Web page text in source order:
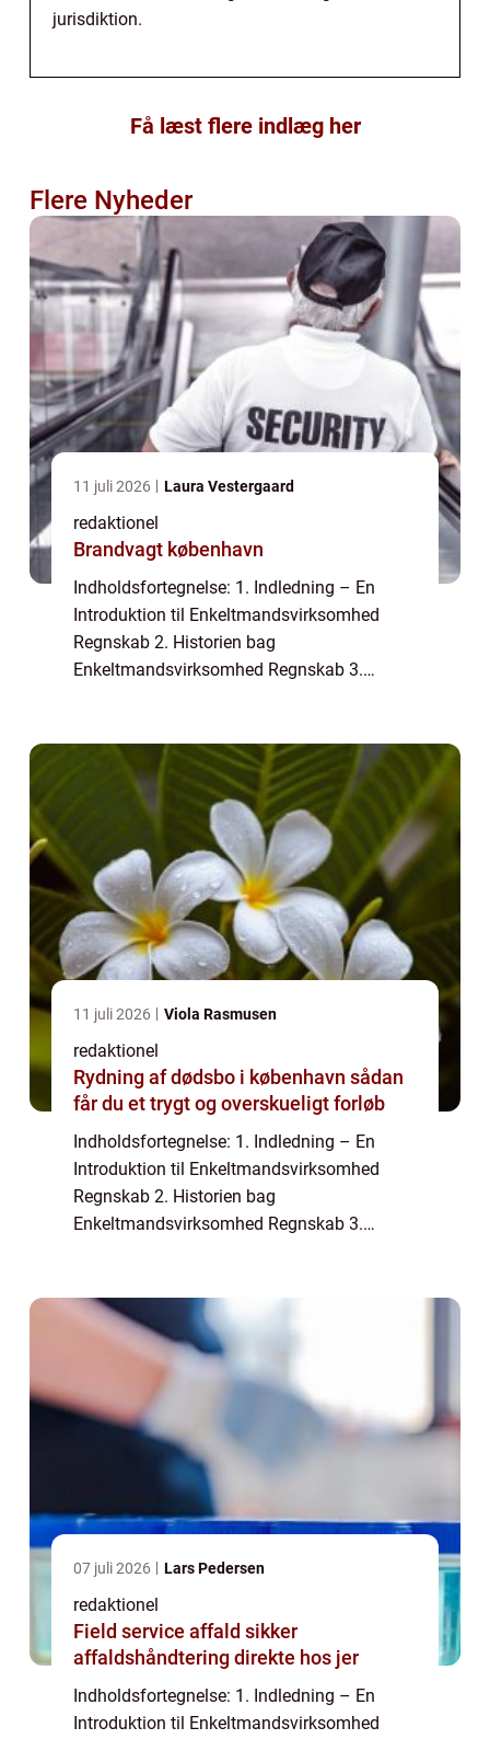
jurisdiktion.
Få læst flere indlæg her
Flere Nyheder
11 juli 2026 Laura Vestergaard
redaktionel
Brandvagt københavn
Indholdsfortegnelse: 1. Indledning – En
Introduktion til Enkeltmandsvirksomhed
Regnskab 2. Historien bag
Enkeltmandsvirksomhed Regnskab 3.
Afskrivning og Fradrag i
Enkeltmandsvirksomhe...
11 juli 2026 Viola Rasmusen
redaktionel
Rydning af dødsbo i københavn sådan
får du et trygt og overskueligt forløb
Indholdsfortegnelse: 1. Indledning – En
Introduktion til Enkeltmandsvirksomhed
Regnskab 2. Historien bag
Enkeltmandsvirksomhed Regnskab 3.
Afskrivning og Fradrag i
Enkeltmandsvirksomhe...
07 juli 2026 Lars Pedersen
redaktionel
Field service affald sikker
affaldshåndtering direkte hos jer
Indholdsfortegnelse: 1. Indledning – En
Introduktion til Enkeltmandsvirksomhed